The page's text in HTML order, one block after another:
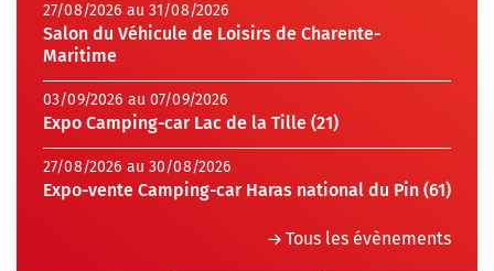
27/08/2026 au 31/08/2026
Salon du Véhicule de Loisirs de Charente-
Maritime
03/09/2026 au 07/09/2026
Expo Camping-car Lac de la Tille (21)
27/08/2026 au 30/08/2026
Expo-vente Camping-car Haras national du Pin (61)
Tous les évènements